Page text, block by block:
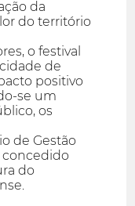
da
do território
o festival
de
positivo
se um
os
de Gestão
concedido
do